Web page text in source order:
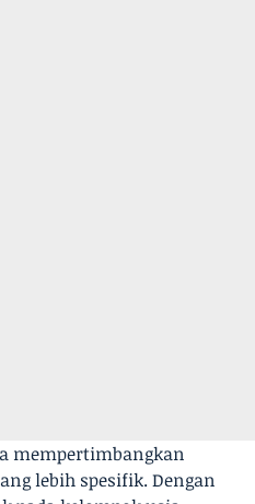
mempertimbangkan
lebih spesifik. Dengan